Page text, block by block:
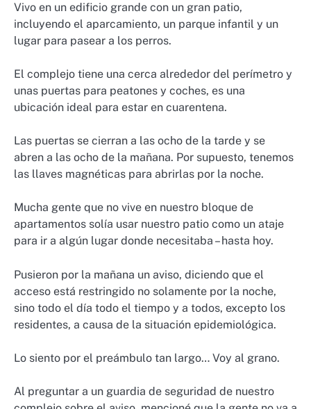
Vivo en un edificio grande con un gran patio,
incluyendo el aparcamiento, un parque infantil y un
lugar para pasear a los perros.
El complejo tiene una cerca alrededor del perímetro y
unas puertas para peatones y coches, es una
ubicación ideal para estar en cuarentena.
Las puertas se cierran a las ocho de la tarde y se
abren a las ocho de la mañana. Por supuesto, tenemos
las llaves magnéticas para abrirlas por la noche.
Mucha gente que no vive en nuestro bloque de
apartamentos solía usar nuestro patio como un ataje
para ir a algún lugar donde necesitaba – hasta hoy.
Pusieron por la mañana un aviso, diciendo que el
acceso está restringido no solamente por la noche,
sino todo el día todo el tiempo y a todos, excepto los
residentes, a causa de la situación epidemiológica.
Lo siento por el preámbulo tan largo… Voy al grano.
Al preguntar a un guardia de seguridad de nuestro